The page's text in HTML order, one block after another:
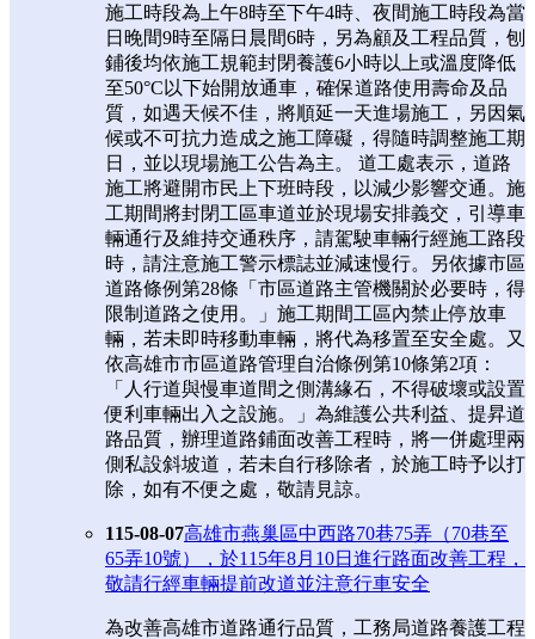
施工時段為上午8時至下午4時、夜間施工時段為當
日晚間9時至隔日晨間6時，另為顧及工程品質，刨
鋪後均依施工規範封閉養護6小時以上或溫度降低
至50°C以下始開放通車，確保道路使用壽命及品
質，如遇天候不佳，將順延一天進場施工，另因氣
候或不可抗力造成之施工障礙，得隨時調整施工期
日，並以現場施工公告為主。 道工處表示，道路
施工將避開市民上下班時段，以減少影響交通。施
工期間將封閉工區車道並於現場安排義交，引導車
輛通行及維持交通秩序，請駕駛車輛行經施工路段
時，請注意施工警示標誌並減速慢行。另依據市區
道路條例第28條「市區道路主管機關於必要時，得
限制道路之使用。」施工期間工區內禁止停放車
輛，若未即時移動車輛，將代為移置至安全處。又
依高雄市市區道路管理自治條例第10條第2項：
「人行道與慢車道間之側溝緣石，不得破壞或設置
便利車輛出入之設施。」為維護公共利益、提昇道
路品質，辦理道路鋪面改善工程時，將一併處理兩
側私設斜坡道，若未自行移除者，於施工時予以打
除，如有不便之處，敬請見諒。
115-08-07高雄市燕巢區中西路70巷75弄（70巷至
65弄10號），於115年8月10日進行路面改善工程，
敬請行經車輛提前改道並注意行車安全
為改善高雄市道路通行品質，工務局道路養護工程